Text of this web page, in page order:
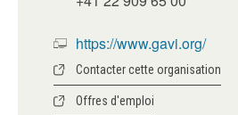
https://www.gavi.org/
Contacter cette organisation
Offres d'emploi